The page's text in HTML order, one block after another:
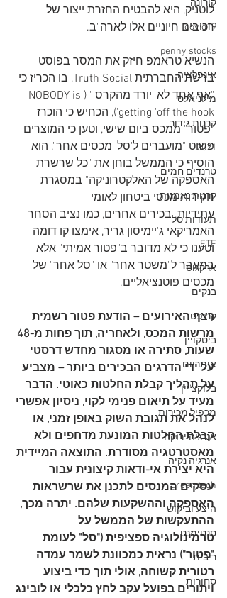
קורונה
covid19
penny stocks
אינפלציה
מילניאלס
קרנות גידור
2021
טרנדים חמים
קרנות נאמנות
תעודות סל
ETF
ארקגוס
בנקים
קריפטו
ביטקויין
איתריום
בלוקצ'יין
מכפיל מכירות
אנרגיה ירוקה
אנרגיה נקיה
green tech
היצע וביקוש
סנטימנט
ריבית
סחורות
לוטניק, היא להבטיח החזרת ייצור של
רכיבים חיוניים אלו לארה"ב.
הנשיא טראמפ חיזק את המסר בפוסט
ברשת החברתית Truth Social, בו הכריז כי
"אף אחד לא 'יורד מהקרס'" (NOBODY is
getting 'off the hook'), הכחיש כי הוכרז
"פטור" ממכס ביום שישי, וטען כי המוצרים
פשוט "מועברים ל'סל' מכסים אחר". הוא
הוסיף כי הממשל בוחן את "כל שרשרת
האספקה של האלקטרוניקה" במסגרת
חקירות מכסי ביטחון לאומי
עתידיות. בכירים אחרים, כמו נציב הסחר
האמריקאי ג'יימיסון גריר, אימצו קו דומה
וטענו כי לא מדובר ב"פטור אמיתי" אלא
במעבר ל"משטר אחר" או "סל אחר" של
מכסים פוטנציאליים.
רצף האירועים – הודעת פטור רשמית
שעות, סתירה או מסגור מחדש דרסטי
על ידי הדרגים הבכירים ביותר – מצביע
על תהליך קבלת החלטות כאוטי. הדבר
מעיד על תיאום פנימי לקוי, ניסיון אפשרי
לנהל את תגובת השוק באופן זמני, או
קבלת החלטות המונעת מדחפים ולא
מאסטרטגיה מסודרת. התוצאה המיידית
היא יצירת אי-ודאות קיצונית עבור
עסקים המנסים לתכנן את שרשראות
האספקה וההשקעות שלהם. יתרה מכך,
ההתעקשות של הממשל על
טרמינולוגיה ספציפית ("סל" לעומת
"פטור") נראית כמכוונת לשמר עמדה
רטורית קשוחה, אולי תוך כדי ביצוע
ויתורים בפועל עקב לחץ כלכלי או לובינג